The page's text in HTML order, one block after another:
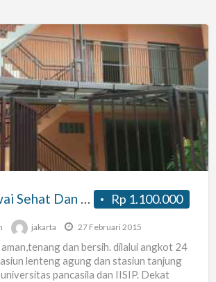
Rp 1.100.000
Kost Pegawai Sehat Dan Bersih
jakarta 27 Februari 2015
dan bersih. dilalui angkot 24
lenteng agung dan stasiun tanjung
pancasila dan IISIP. Dekat